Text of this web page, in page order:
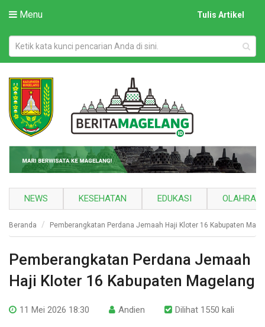
Menu Tulis Artikel
NEWS KESEHATAN EDUKASI
Beranda Pemberangkatan Perdana Jemaah Haji Kloter 16 Kabupaten
Pemberangkatan Perdana Jemaah
Haji Kloter 16 Kabupaten Magelang
11 Mei 2026 18:30 Andien Dilihat 1550 kali